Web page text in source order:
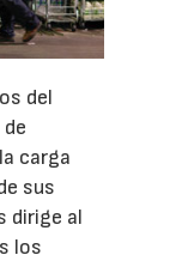
del
carga
sus
dirige al
los